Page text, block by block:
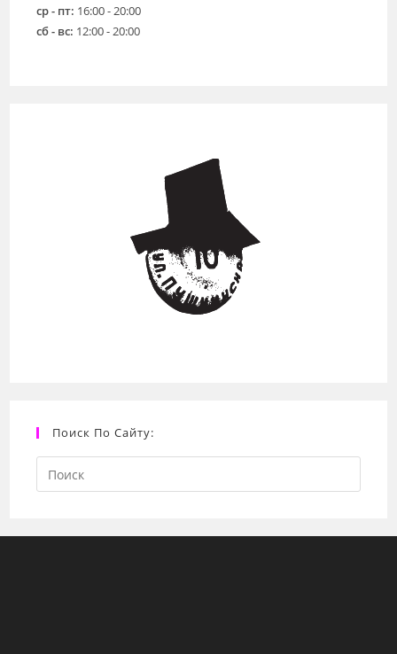
ср - пт: 16:00 - 20:00
сб - вс: 12:00 - 20:00
Поиск По Сайту:
Search
this